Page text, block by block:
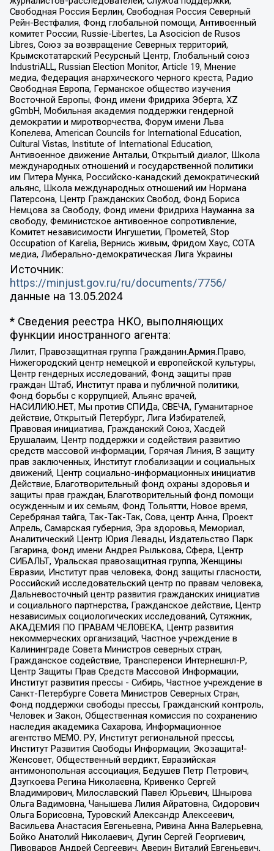
Свободная Россия Берлин, Свободная Россия Северный
Рейн-Вестфалия, Фонд глобальной помощи, Антивоенный
комитет России, Russie-Libertes, La Asocicion de Rusos
Libres, Союз за возвращение Северных территорий,
Крымскотатарский Ресурсный Центр, Глобальный союз
IndustriALL, Russian Election Monitor, Article 19, Мнение
медиа, Федерация анархического черного креста, Радио
Свободная Европа, Германское общество изучения
Восточной Европы, Фонд имени Фридриха Эберта, XZ
gGmbH, Мобильная академия поддержки гендерной
демократии и миротворчества, Форум имени Льва
Копелева, American Councils for International Education,
Cultural Vistas, Institute of International Education,
Антивоенное движение Антальи, Открытый диалог, Школа
международных отношений и государственной политики
им Питера Мунка, Российско-канадский демократический
альянс, Школа международных отношений им Нормана
Патерсона, Центр Гражданских Свобод, Фонд Бориса
Немцова за Свободу, Фонд имени Фридриха Науманна за
свободу, Феминистское антивоенное сопротивление,
Комитет независимости Ингушетии, Прометей, Stop
Occupation of Karelia, Вернись живым, Фридом Хаус, СОТА
медиа, Либерально-демократическая Лига Украины
Источник:
https://minjust.gov.ru/ru/documents/7756/
данные на 13.05.2024
* Сведения реестра НКО, выполняющих
функции иностранного агента:
Лилит, Правозащитная группа Гражданин.Армия.Право,
Нижегородский центр немецкой и европейской культуры,
Центр гендерных исследований, Фонд защиты прав
граждан Штаб, Институт права и публичной политики,
Фонд борьбы с коррупцией, Альянс врачей,
НАСИЛИЮ.НЕТ, Мы против СПИДа, СВЕЧА, Гуманитарное
действие, Открытый Петербург, Лига Избирателей,
Правовая инициатива, Гражданский Союз, Хасдей
Ерушалаим, Центр поддержки и содействия развитию
средств массовой информации, Горячая Линия, В защиту
прав заключенных, Институт глобализации и социальных
движений, Центр социально-информационных инициатив
Действие, Благотворительный фонд охраны здоровья и
защиты прав граждан, Благотворительный фонд помощи
осужденным и их семьям, Фонд Тольятти, Новое время,
Серебряная тайга, Так-Так-Так, Сова, центр Анна, Проект
Апрель, Самарская губерния, Эра здоровья, Мемориал,
Аналитический Центр Юрия Левады, Издательство Парк
Гагарина, Фонд имени Андрея Рылькова, Сфера, Центр
СИБАЛЬТ, Уральская правозащитная группа, Женщины
Евразии, Институт прав человека, Фонд защиты гласности,
Российский исследовательский центр по правам человека,
Дальневосточный центр развития гражданских инициатив
и социального партнерства, Гражданское действие, Центр
независимых социологических исследований, Сутяжник,
АКАДЕМИЯ ПО ПРАВАМ ЧЕЛОВЕКА, Центр развития
некоммерческих организаций, Частное учреждение в
Калининграде Совета Министров северных стран,
Гражданское содействие, Трансперенси Интернешнл-Р,
Центр Защиты Прав Средств Массовой Информации,
Институт развития прессы - Сибирь, Частное учреждение в
Санкт-Петербурге Совета Министров Северных Стран,
Фонд поддержки свободы прессы, Гражданский контроль,
Человек и Закон, Общественная комиссия по сохранению
наследия академика Сахарова, Информационное
агентство МЕМО. РУ, Институт региональной прессы,
Институт Развития Свободы Информации, Экозащита!-
Женсовет, Общественный вердикт, Евразийская
антимонопольная ассоциация, Бедушев Петр Петрович,
Дзугкоева Регина Николаевна, Кривенко Сергей
Владимирович, Милославский Павел Юрьевич, Шнырова
Ольга Вадимовна, Чанышева Лилия Айратовна, Сидорович
Ольга Борисовна, Туровский Александр Алексеевич,
Васильева Анастасия Евгеньевна, Ривина Анна Валерьевна,
Бойко Анатолий Николаевич, Дугин Сергей Георгиевич,
Пивоваров Андрей Сергеевич, Аверин Виталий Евгеньевич,